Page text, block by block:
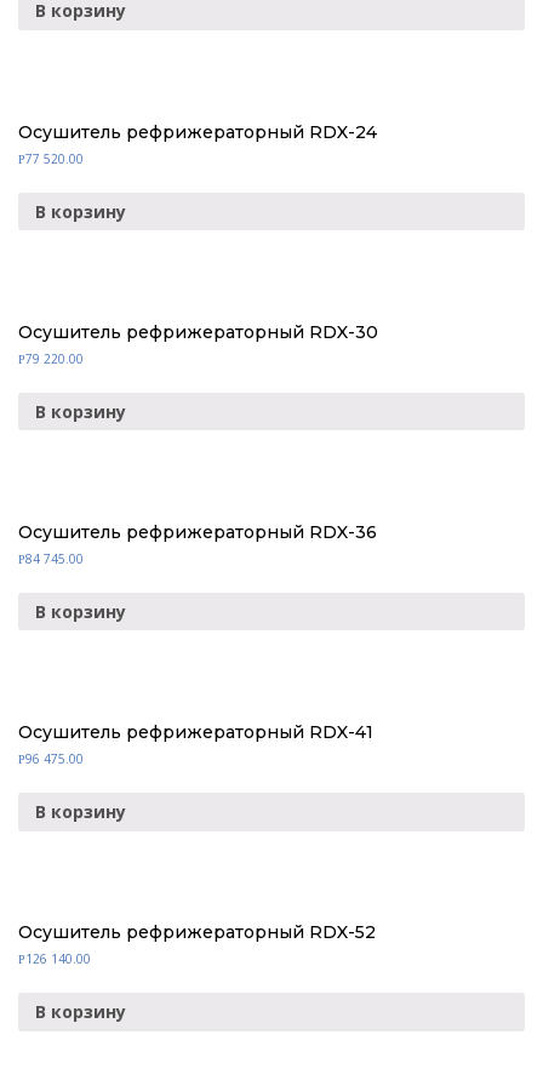
В корзину
Осушитель рефрижераторный RDX-24
Р77 520.00
В корзину
Осушитель рефрижераторный RDX-30
Р79 220.00
В корзину
Осушитель рефрижераторный RDX-36
Р84 745.00
В корзину
Осушитель рефрижераторный RDX-41
Р96 475.00
В корзину
Осушитель рефрижераторный RDX-52
Р126 140.00
В корзину